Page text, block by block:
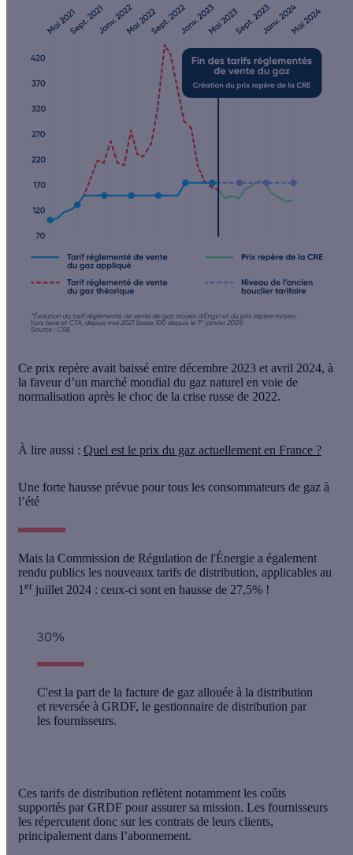
Ce prix repère avait baissé entre décembre 2023 et avril 2024, à
la faveur d’un marché mondial du gaz naturel en voie de
normalisation après le choc de la crise russe de 2022.
À lire aussi : Quel est le prix du gaz actuellement en France ?
Une forte hausse prévue pour tous les consommateurs de gaz à
l’été
Mais la Commission de Régulation de l'Énergie a également
rendu publics les nouveaux tarifs de distribution, applicables au
1 er juillet 2024 : ceux-ci sont en hausse de 27,5% !
30%
C'est la part de la facture de gaz allouée à la distribution
et reversée à GRDF, le gestionnaire de distribution par
les fournisseurs.
Ces tarifs de distribution reflètent notamment les coûts
supportés par GRDF pour assurer sa mission. Les fournisseurs
les répercutent donc sur les contrats de leurs clients,
principalement dans l’abonnement.